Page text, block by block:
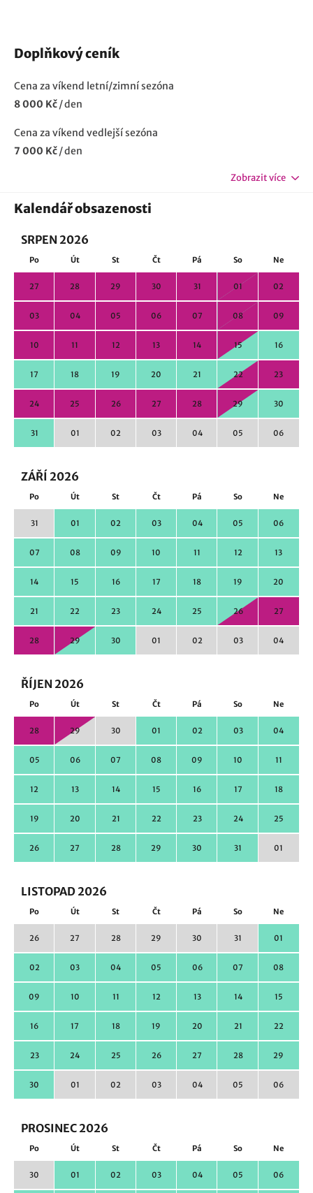
Doplňkový ceník
Cena za víkend letní/zimní sezóna
8 000 Kč/den
Cena za víkend vedlejší sezóna
7 000 Kč/den
Zobrazit více
Kalendář obsazenosti
SRPEN 2026
Po Út St Čt Pá So Ne
27 28 29 30 31 01 02
03 04 05 06 07 08 09
10 11 12 13 14 15 16
17 18 19 20 21 22 23
24 25 26 27 28 29 30
31 01 02 03 04 05 06
ZÁŘÍ 2026
Po Út St Čt Pá So Ne
31 01 02 03 04 05 06
07 08 09 10 11 12 13
14 15 16 17 18 19 20
21 22 23 24 25 26 27
28 29 30 01 02 03 04
ŘÍJEN 2026
Po Út St Čt Pá So Ne
28 29 30 01 02 03 04
05 06 07 08 09 10 11
12 13 14 15 16 17 18
19 20 21 22 23 24 25
26 27 28 29 30 31 01
LISTOPAD 2026
Po Út St Čt Pá So Ne
26 27 28 29 30 31 01
02 03 04 05 06 07 08
09 10 11 12 13 14 15
16 17 18 19 20 21 22
23 24 25 26 27 28 29
30 01 02 03 04 05 06
PROSINEC 2026
Po Út St Čt Pá So Ne
30 01 02 03 04 05 06